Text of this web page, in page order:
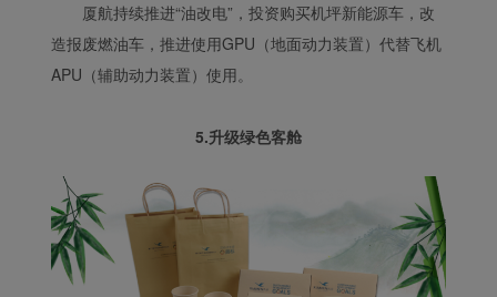
厦航持续推进“油改电”，投资购买机坪新能源车，改
造报废燃油车，推进使用GPU（地面动力装置）代替飞机
APU（辅助动力装置）使用。
5.升级绿色客舱